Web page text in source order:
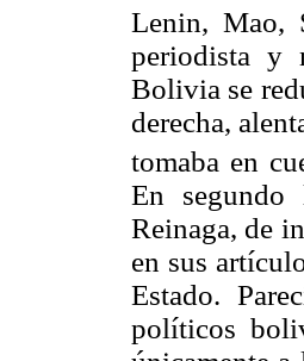
Lenin, Mao,
periodista y
Bolivia se
derecha,
tomaba en
En segundo
Reinaga, de
en sus
Estado.
políticos